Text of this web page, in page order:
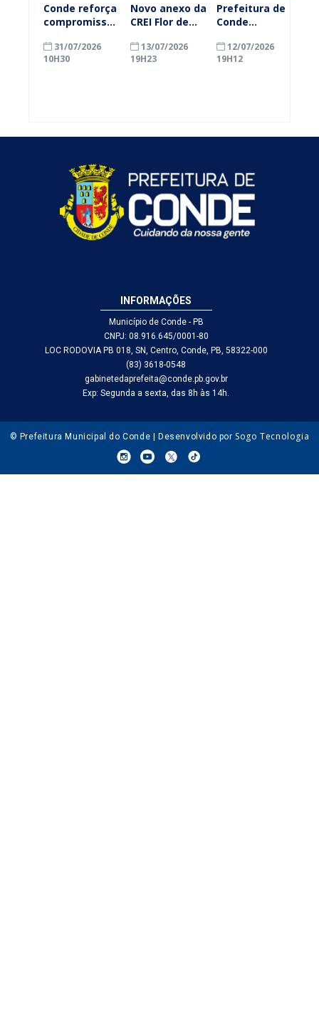
Conde reforça
compromisso
alfabetização
ao participar
31/07/2026
10H30
Novo anexo da
CREI Flor de
reforça
educação
13/07/2026
19H23
Prefeitura de
Conde
anexo da CREI
Flor de
12/07/2026
19H12
INFORMAÇÕES
Município de Conde - PB
CNPJ: 08.916.645/0001-80
LOC RODOVIA PB 018, SN, Centro, Conde, PB, 58322-000
(83) 3618-0548
gabinetedaprefeita@conde.pb.gov.br
Exp: Segunda a sexta, das 8h às 14h.
© Prefeitura Municipal do Conde | Desenvolvido por Sogo Tecnologia